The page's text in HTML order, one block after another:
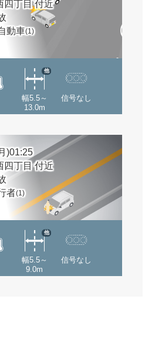
四丁目 付近
動車(1)
幅5.5～
13.0m
他
信号なし
)01:25
四丁目 付近
者(1)
幅5.5～
9.0m
他
信号なし